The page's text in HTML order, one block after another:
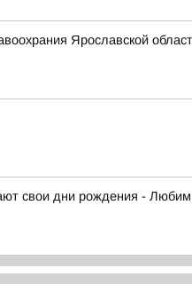
Ярославской
свои дни рождения -